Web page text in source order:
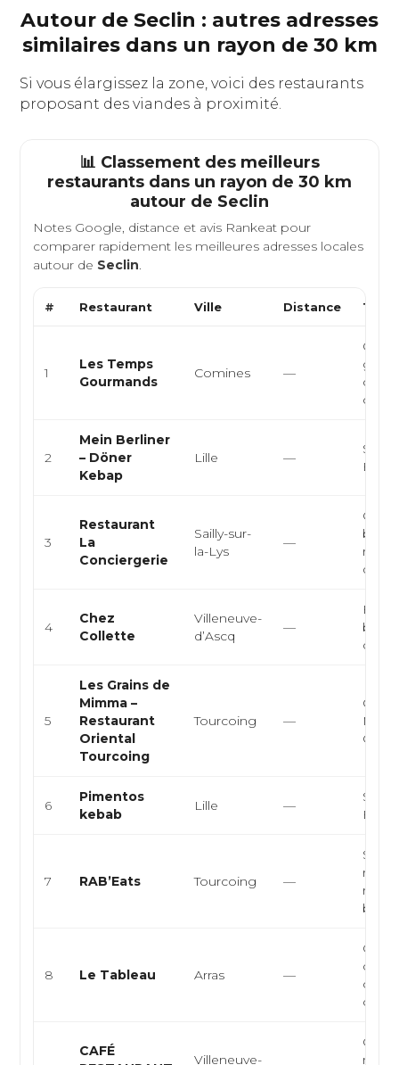
Autour de Seclin : autres adresses
similaires dans un rayon de 30 km
Si vous élargissez la zone, voici des restaurants
proposant des viandes à proximité.
📊 Classement des meilleurs
restaurants dans un rayon de 30 km
autour de Seclin
Notes Google, distance et avis Rankeat pour
comparer rapidement les meilleures adresses locales
autour de Seclin.
# Restaurant Ville Distance Type
1
Les Temps
Gourmands
Comines —
2
Mein Berliner
– Döner
Kebap
Lille —
3
Restaurant
La
Conciergerie
Sailly-sur-
la-Lys
—
de
4
Chez
Collette
Villeneuve-
d’Ascq
—
5
Les Grains de
Mimma –
Restaurant
Oriental
Tourcoing
Tourcoing —
6
Pimentos
kebab
Lille —
7 RAB’Eats Tourcoing —
8 Le Tableau Arras —
cui...
CAFÉ
Villeneuve-